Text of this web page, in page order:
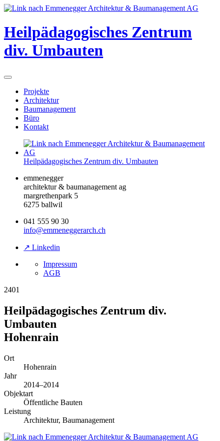
Heilpädagogisches Zentrum
div. Umbauten
Projekte
Architektur
Baumanagement
Büro
Kontakt
Heilpädagogisches Zentrum div. Umbauten
emmenegger
architektur & baumanagement ag
margrethenpark 5
6275 ballwil
041 555 90 30
info@emmeneggerarch.ch
↗ Linkedin
Impressum
AGB
2401
Heilpädagogisches Zentrum div.
Umbauten
Hohenrain
Ort
Hohenrain
Jahr
2014–2014
Objektart
Öffentliche Bauten
Leistung
Architektur, Baumanagement